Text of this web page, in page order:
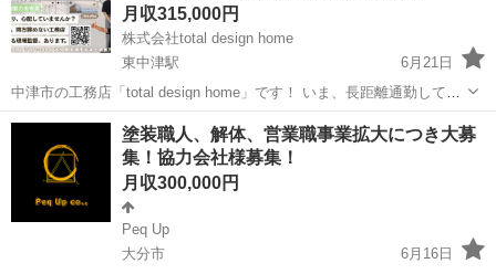
月収315,000円
株式会社total design home
東中津駅
6月21日
中津市の工務店「total design home」です！ いま、長距離通勤してい
る現場監督さん、いませんか？ 「毎日の往復の移動だけで、1〜2時間
も無駄にしている…」 「現場が遠すぎて、朝は誰よりも早く、夜は...
大分 中津市 東中津駅 土木
塗装職人、解体、営業職事業拡大につき大募
集！協力会社様募集！
月収300,000円
Peq Up
大分市
6月16日